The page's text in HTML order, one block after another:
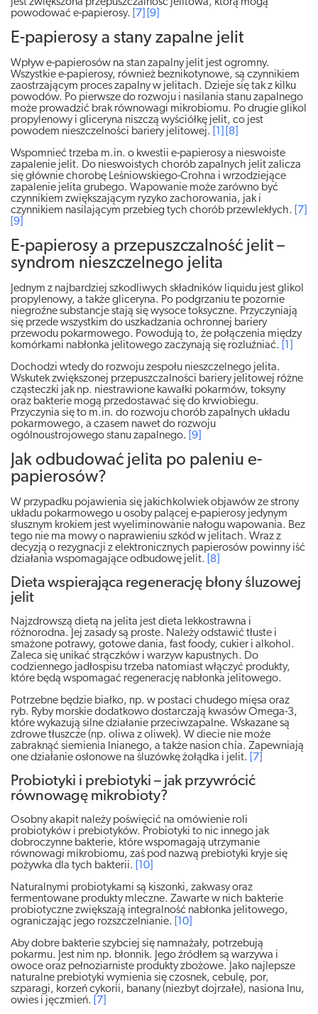
powodować e-papierosy.
[7] [9]
E-papierosy a stany zapalne jelit
Wpływ e-papierosów na stan zapalny jelit jest ogromny.
Wszystkie e-papierosy, również beznikotynowe, są czynnikiem
zaostrzającym proces zapalny w jelitach. Dzieje się tak z kilku
powodów. Po pierwsze do rozwoju i nasilania stanu zapalnego
może prowadzić brak równowagi mikrobiomu. Po drugie glikol
propylenowy i gliceryna niszczą wyściółkę jelit, co jest
powodem nieszczelności bariery jelitowej.
[8]
Wspomnieć trzeba m.in. o kwestii e-papierosy a nieswoiste
zapalenie jelit. Do nieswoistych chorób zapalnych jelit zalicza
się głównie chorobę Leśniowskiego-Crohna i wrzodziejące
zapalenie jelita grubego. Wapowanie może zarówno być
czynnikiem zwiększającym ryzyko zachorowania, jak i
czynnikiem nasilającym przebieg tych chorób przewlekłych.
[7]
[9]
E-papierosy a przepuszczalność jelit –
syndrom nieszczelnego jelita
Jednym z najbardziej szkodliwych składników liquidu jest glikol
propylenowy, a także gliceryna. Po podgrzaniu te pozornie
niegroźne substancje stają się wysoce toksyczne. Przyczyniają
się przede wszystkim do uszkadzania ochronnej bariery
przewodu pokarmowego. Powodują to, że połączenia między
komórkami nabłonka jelitowego zaczynają się rozluźniać.
Dochodzi wtedy do rozwoju zespołu nieszczelnego jelita.
Wskutek zwiększonej przepuszczalności bariery jelitowej różne
cząsteczki jak np. niestrawione kawałki pokarmów, toksyny
oraz bakterie mogą przedostawać się do krwiobiegu.
Przyczynia się to m.in. do rozwoju chorób zapalnych układu
pokarmowego, a czasem nawet do rozwoju
ogólnoustrojowego stanu zapalnego. [9]
Jak odbudować jelita po paleniu e-
papierosów?
W przypadku pojawienia się jakichkolwiek objawów ze strony
układu pokarmowego u osoby palącej e-papierosy jedynym
słusznym krokiem jest wyeliminowanie nałogu wapowania. Bez
tego nie ma mowy o naprawieniu szkód w jelitach. Wraz z
decyzją o rezygnacji z elektronicznych papierosów powinny iść
działania wspomagające odbudowę jelit.
[8]
Dieta wspierająca regenerację błony śluzowej
jelit
Najzdrowszą dietą na jelita jest dieta lekkostrawna i
różnorodna. Jej zasady są proste. Należy odstawić tłuste i
smażone potrawy, gotowe dania, fast foody, cukier i alkohol.
Zaleca się unikać strączków i warzyw kapustnych. Do
codziennego jadłospisu trzeba natomiast włączyć produkty,
które będą wspomagać regenerację nabłonka jelitowego.
Potrzebne będzie białko, np. w postaci chudego mięsa oraz
ryb. Ryby morskie dodatkowo dostarczają kwasów Omega-3,
które wykazują silne działanie przeciwzapalne. Wskazane są
zdrowe tłuszcze (np. oliwa z oliwek). W diecie nie może
zabraknąć siemienia lnianego, a także nasion chia. Zapewniają
one działanie osłonowe na śluzówkę żołądka i jelit.
[7]
Probiotyki i prebiotyki – jak przywrócić
równowagę mikrobioty?
Osobny akapit należy poświęcić na omówienie roli
probiotyków i prebiotyków. Probiotyki to nic innego jak
dobroczynne bakterie, które wspomagają utrzymanie
równowagi mikrobiomu, zaś pod nazwą prebiotyki kryje się
pożywka dla tych bakterii.
[10]
Naturalnymi probiotykami są kiszonki, zakwasy oraz
fermentowane produkty mleczne. Zawarte w nich bakterie
probiotyczne zwiększają integralność nabłonka jelitowego,
ograniczając jego rozszczelnianie.
[10]
Aby dobre bakterie szybciej się namnażały, potrzebują
pokarmu. Jest nim np. błonnik. Jego źródłem są warzywa i
owoce oraz pełnoziarniste produkty zbożowe. Jako najlepsze
naturalne prebiotyki wymienia się czosnek, cebulę, por,
szparagi, korzeń cykorii, banany (niezbyt dojrzałe), nasiona lnu,
owies i jęczmień.
[7]